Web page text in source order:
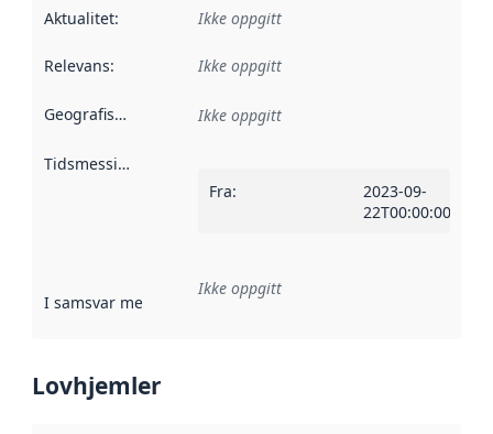
Aktualitet: Ikke oppgitt
Relevans: Ikke oppgitt
Geografisk avgrensning :
Ikke oppgitt
Tidsmessig avgrensning
Fra:
2023-09-
22T00:00:00Z
I samsvar med Referanse til en implementasjonsregel
Ikke oppgitt
Lovhjemler